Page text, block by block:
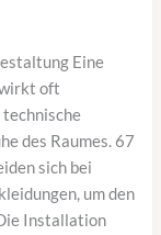
Eine
oft
des Raumes. 67
sich bei
um den
Installation